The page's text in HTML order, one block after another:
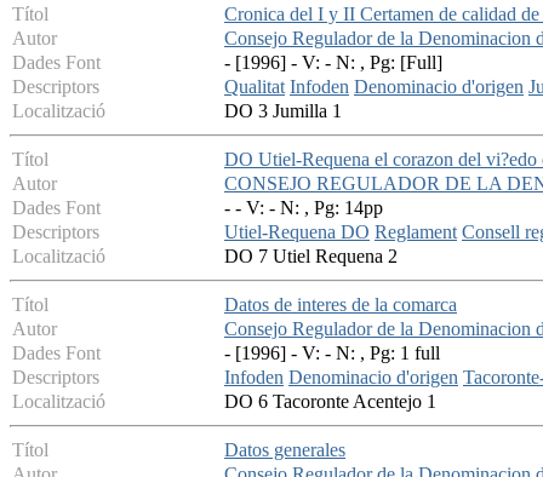
Títol
Cronica del I y II Certamen de calidad
Autor
Consejo Regulador de la Denominacion
Dades Font
- [1996] - V: - N: , Pg: [Full]
Descriptors
Qualitat Infoden Denominacio d'origen
Localització
DO 3 Jumilla 1
Títol
DO Utiel-Requena el corazon del
Autor
CONSEJO REGULADOR DE LA
Dades Font
- - V: - N: , Pg: 14pp
Descriptors
Utiel-Requena DO Reglament Consell
Localització
DO 7 Utiel Requena 2
Títol
Datos de interes de la comarca
Autor
Consejo Regulador de la Denominacion
Dades Font
- [1996] - V: - N: , Pg: 1 full
Descriptors
Infoden Denominacio d'origen
Localització
DO 6 Tacoronte Acentejo 1
Títol
Datos generales